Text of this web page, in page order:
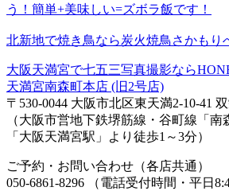
う！簡単+美味しい=ズボラ飯です！
北新地で焼き鳥なら炭火焼鳥さかもり
大阪天満宮で七五三写真撮影なら
天満宮南森町本店 (旧2号店)
〒530-0044 大阪市北区東天満2-10-41
（大阪市営地下鉄堺筋線・谷町線「南
「大阪天満宮駅」より徒歩1～3分）
ご予約・お問い合わせ（各店共通）
050-6861-8296 （電話受付時間・平日